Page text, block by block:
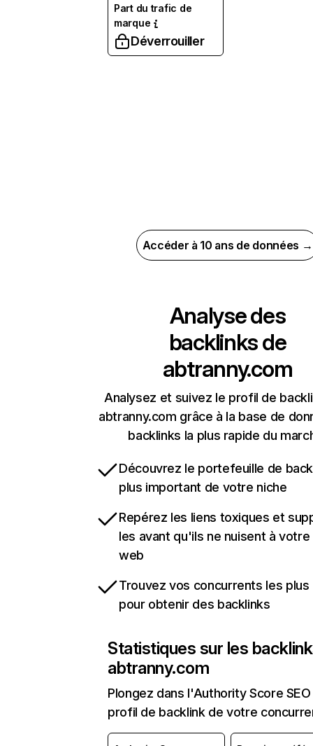
Part du trafic de
marque
Déverrouiller
Accéder à 10 ans de données →
Analyse des
backlinks de
abtranny.com
Analysez et suivez le profil de
abtranny.com grâce à la base de
backlinks la plus rapide du
Découvrez le portefeuille de
plus important de votre niche
Repérez les liens toxiques et
les avant qu'ils ne nuisent à
web
Trouvez vos concurrents les
pour obtenir des backlinks
Statistiques sur les
abtranny.com
Plongez dans l'Authority Score
profil de backlink de votre